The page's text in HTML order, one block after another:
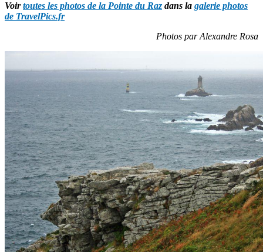
Voirtoutes les photos de la Pointe du Raz dans la galerie photos
de TravelPics.fr
Photos par Alexandre Rosa